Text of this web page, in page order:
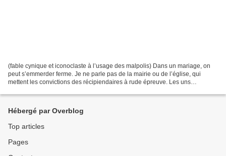
(fable cynique et iconoclaste à l’usage des malpolis) Dans un mariage, on
peut s’emmerder ferme. Je ne parle pas de la mairie ou de l’église, qui
mettent les convictions des récipiendaires à rude épreuve. Les uns
Hébergé par Overblog
Top articles
Pages